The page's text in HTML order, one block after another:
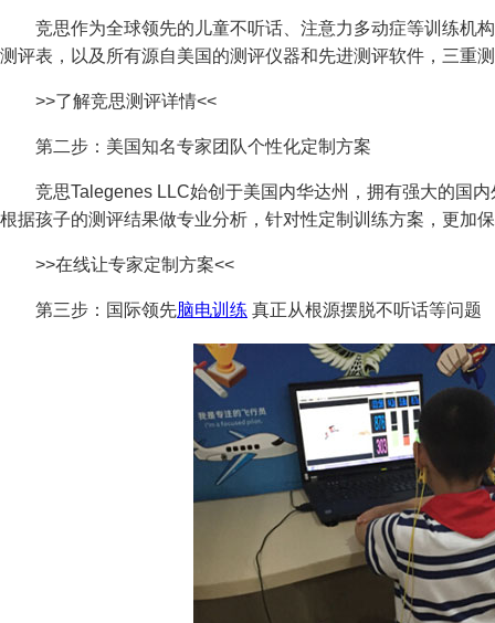
竞思作为全球领先的儿童不听话、注意力多动症等训练机
测评表，以及所有源自美国的测评仪器和先进测评软件，三重
>>了解竞思测评详情<<
第二步：美国知名专家团队个性化定制方案
竞思Talegenes LLC始创于美国内华达州，拥有强大的国内
根据孩子的测评结果做专业分析，针对性定制训练方案，更加
>>在线让专家定制方案<<
第三步：国际领先脑电训练 真正从根源摆脱不听话等问题